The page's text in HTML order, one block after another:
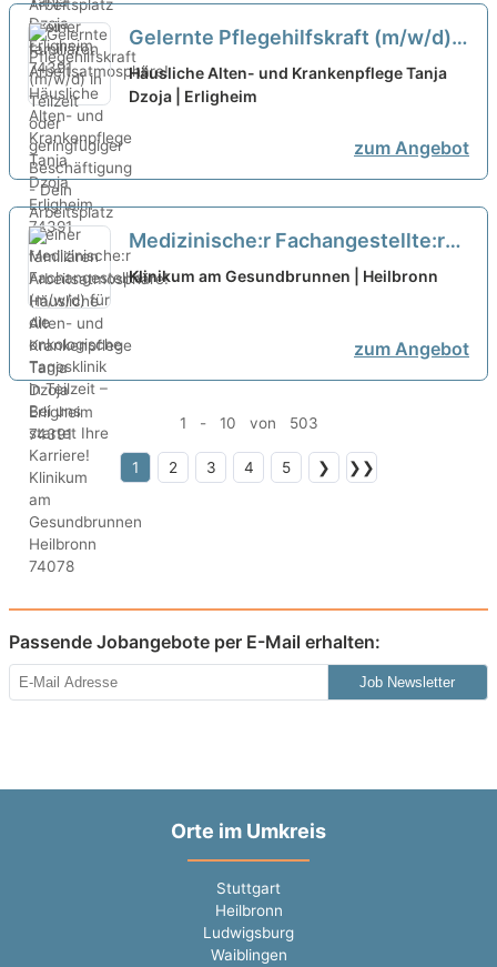
Gelernte Pflegehilfskraft (m/w/d)
in Teilzeit oder geringfügiger
Beschäftigung - Dein Arbeitsplatz
neu
Häusliche Alten- und Krankenpflege Tanja
Dzoja | Erligheim
zum Angebot
Medizinische:r Fachangestellte:r
(m/w/d) für die onkologische
Klinikum am Gesundbrunnen | Heilbronn
zum Angebot
1 - 10 von 503
1 2 3 4 5 ❯ ❯❯
Passende Jobangebote per E-Mail erhalten:
Job Newsletter
Orte im Umkreis
Stuttgart
Heilbronn
Ludwigsburg
Waiblingen